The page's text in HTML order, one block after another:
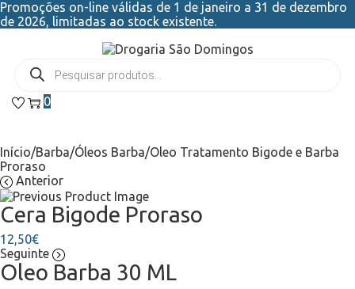
Promoções on-line válidas de 1 de janeiro a 31 de dezembro
de 2026, limitadas ao stock existente.
0
Início/Barba/Óleos Barba/Oleo Tratamento Bigode e Barba
Proraso
Anterior
Cera Bigode Proraso
12,50€
Seguinte
Oleo Barba 30 ML